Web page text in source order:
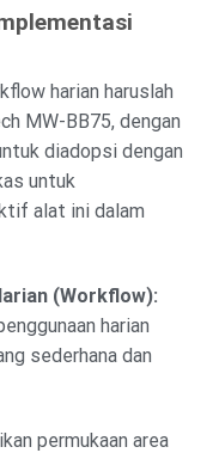
harian haruslah
MW-BB75, dengan
diadopsi dengan
untuk
alat ini dalam
(Workflow):
harian
sederhana dan
permukaan area